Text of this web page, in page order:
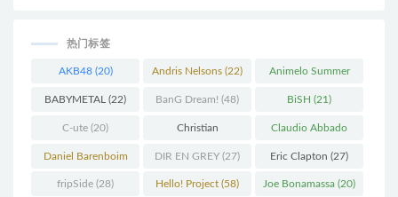
热门标签
AKB48(20) Andris Nelsons (22) Animelo Summer
Live (34)
BABYMETAL (22) BanG Dream! (48) BiSH (21)
C-ute (20) Christian
Thielemann(36)
Claudio Abbado
(25)
Daniel Barenboim
(37)
DIR EN GREY (27) Eric Clapton (27)
fripSide (28) Hello! Project (58) Joe Bonamassa (20)